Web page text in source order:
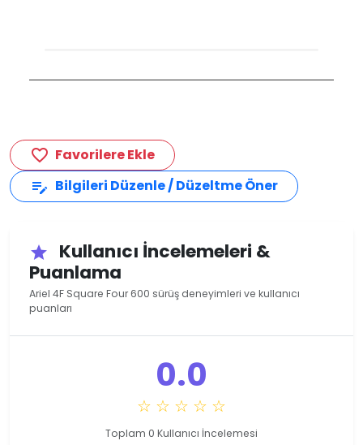
favorite_border Favorilere Ekle
edit_note Bilgileri Düzenle / Düzeltme Öner
star
Kullanıcı İncelemeleri &
Puanlama
Ariel 4F Square Four 600 sürüş deneyimleri ve kullanıcı
puanları
0.0
☆ ☆ ☆ ☆ ☆
Toplam 0 Kullanıcı İncelemesi